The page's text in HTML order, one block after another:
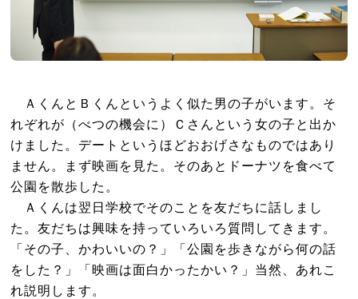
ＡくんとＢくんというよく似た男の子がいます。そ
れぞれが（べつの機会に）Ｃさんという女の子と出か
けました。デートというほどおおげさなものではあり
ません。まず映画を見た。そのあとドーナツを食べて
公園を散歩した。
Ａくんは翌日学校でそのことを友だちに話しまし
た。友だちは興味を持っていろいろ質問してきます。
「その子、かわいいの？」「公園を歩きながら何の話
をした？」「映画は面白かったかい？」当然、あれこ
れ説明します。